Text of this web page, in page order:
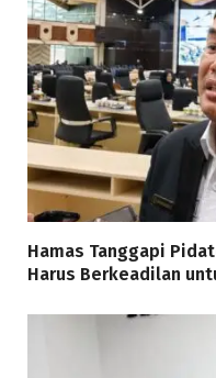
Hamas Tanggapi
Harus Berkeadilan